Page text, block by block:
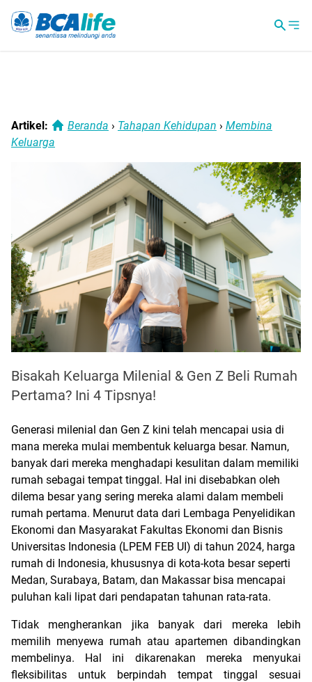
Artikel: Beranda › Tahapan Kehidupan › Membina
Keluarga
Bisakah Keluarga Milenial & Gen Z Beli Rumah
Pertama? Ini 4 Tipsnya!
Generasi milenial dan Gen Z kini telah mencapai usia di
mana mereka mulai membentuk keluarga besar. Namun,
banyak dari mereka menghadapi kesulitan dalam memiliki
rumah sebagai tempat tinggal. Hal ini disebabkan oleh
dilema besar yang sering mereka alami dalam membeli
rumah pertama. Menurut data dari Lembaga Penyelidikan
Ekonomi dan Masyarakat Fakultas Ekonomi dan Bisnis
Universitas Indonesia (LPEM FEB UI) di tahun 2024, harga
rumah di Indonesia, khususnya di kota-kota besar seperti
Medan, Surabaya, Batam, dan Makassar bisa mencapai
puluhan kali lipat dari pendapatan tahunan rata-rata.
Tidak mengherankan jika banyak dari mereka lebih
memilih menyewa rumah atau apartemen dibandingkan
membelinya. Hal ini dikarenakan mereka menyukai
fleksibilitas untuk berpindah tempat tinggal sesuai